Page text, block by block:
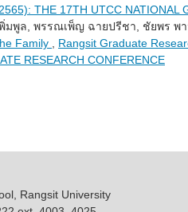
THE 17TH UTCC NATIONAL
มพูล, พรรณเพ็ญ ฉายปรีชา, ชัยพร พ
Family
Rangsit Graduate
RESEARCH CONFERENCE
Rangsit University